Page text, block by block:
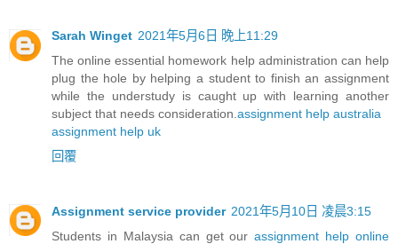
Sarah Winget 2021年5月6日 晚上11:29
The online essential homework help administration can help
plug the hole by helping a student to finish an assignment
while the understudy is caught up with learning another
subject that needs consideration. assignment help australia
assignment help uk
回覆
Assignment service provider 2021年5月10日 凌晨3:15
Students in Malaysia can get ourassignment help online